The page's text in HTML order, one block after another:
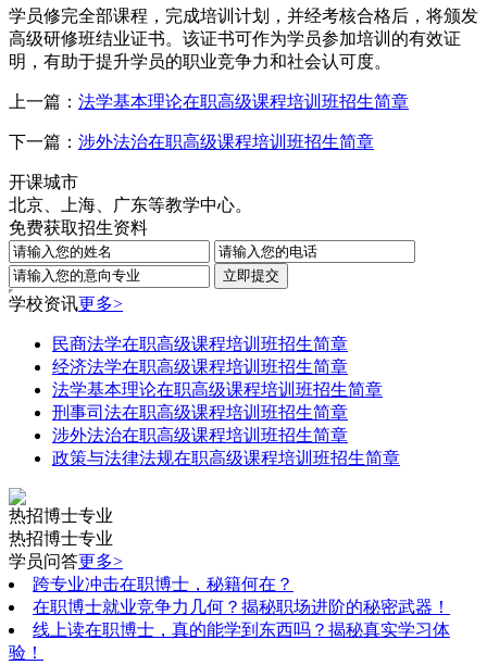
学员修完全部课程，完成培训计划，并经考核合格后，将颁发
高级研修班结业证书。该证书可作为学员参加培训的有效证
明，有助于提升学员的职业竞争力和社会认可度。
上一篇： 法学基本理论在职高级课程培训班招生简章
下一篇： 涉外法治在职高级课程培训班招生简章
开课城市
北京、上海、广东等教学中心。
免费获取招生资料
学校资讯更多>
民商法学在职高级课程培训班招生简章
经济法学在职高级课程培训班招生简章
法学基本理论在职高级课程培训班招生简章
刑事司法在职高级课程培训班招生简章
涉外法治在职高级课程培训班招生简章
政策与法律法规在职高级课程培训班招生简章
热招博士专业
热招博士专业
学员问答更多>
跨专业冲击在职博士，秘籍何在？
在职博士就业竞争力几何？揭秘职场进阶的秘密武器！
线上读在职博士，真的能学到东西吗？揭秘真实学习体
验！